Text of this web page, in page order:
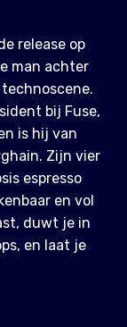
release op
man achter
bij Fuse,
is hij van
Zijn vier
espresso
en vol
duwt je in
en laat je